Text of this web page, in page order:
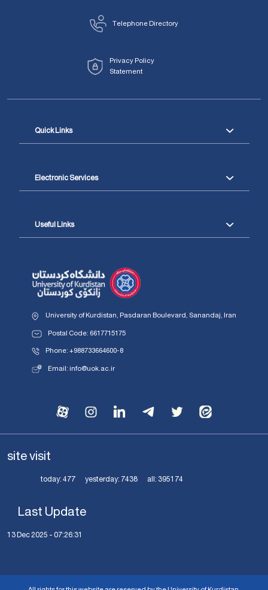
Telephone Directory
Privacy Policy
Statement
Quick Links
Electronic Services
Useful Links
University of Kurdistan, Pasdaran Boulevard, Sanandaj, Iran
Postal Code: 6617715175
Phone: +988733664600-8
Email: info@uok.ac.ir
site visit
today:477 yesterday:7438 all:395174
Last Update
13 Dec 2025 - 07:26:31